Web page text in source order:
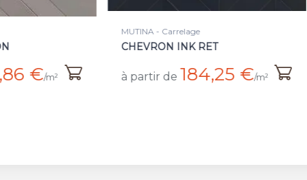
- Carrelage
INK RET
de 184,25 €
MUTINA - Plinthe
BATT FOG RET
à partir de 18 €/pièce